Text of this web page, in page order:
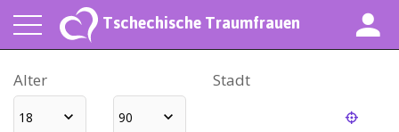
Tschechische Traumfrauen
Alter
18 90
Stadt